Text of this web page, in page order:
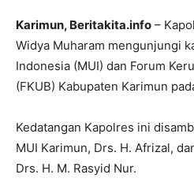
Karimun, Beritakita.info –
Widya Muharam mengunjungi
Indonesia (MUI) dan Forum
(FKUB) Kabupaten Karimun
Kedatangan Kapolres ini
MUI Karimun, Drs. H. Afrizal,
Drs. H. M. Rasyid Nur.